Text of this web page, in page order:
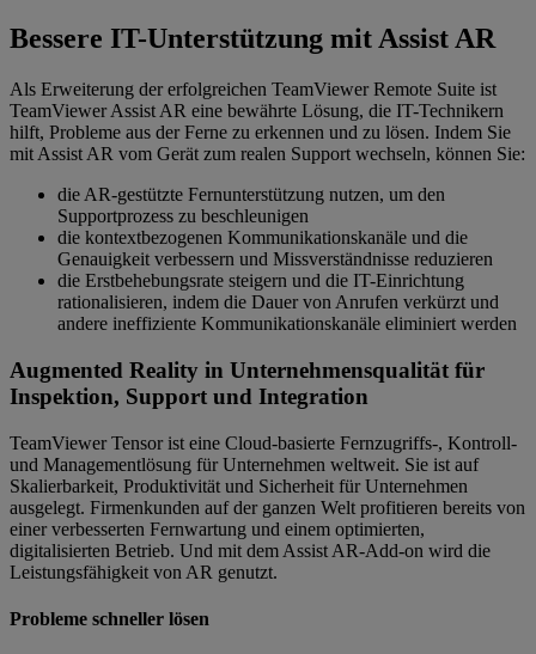
Bessere IT-Unterstützung mit Assist AR
Als Erweiterung der erfolgreichen TeamViewer Remote Suite ist
TeamViewer Assist AR eine bewährte Lösung, die IT-Technikern
hilft, Probleme aus der Ferne zu erkennen und zu lösen. Indem Sie
mit Assist AR vom Gerät zum realen Support wechseln, können Sie:
die AR-gestützte Fernunterstützung nutzen, um den
Supportprozess zu beschleunigen
die kontextbezogenen Kommunikationskanäle und die
Genauigkeit verbessern und Missverständnisse reduzieren
die Erstbehebungsrate steigern und die IT-Einrichtung
rationalisieren, indem die Dauer von Anrufen verkürzt und
andere ineffiziente Kommunikationskanäle eliminiert werden
Augmented Reality in Unternehmensqualität für
Inspektion, Support und Integration
TeamViewer Tensor ist eine Cloud-basierte Fernzugriffs-, Kontroll-
und Managementlösung für Unternehmen weltweit. Sie ist auf
Skalierbarkeit, Produktivität und Sicherheit für Unternehmen
ausgelegt. Firmenkunden auf der ganzen Welt profitieren bereits von
einer verbesserten Fernwartung und einem optimierten,
digitalisierten Betrieb. Und mit dem Assist AR-Add-on wird die
Leistungsfähigkeit von AR genutzt.
Probleme schneller lösen